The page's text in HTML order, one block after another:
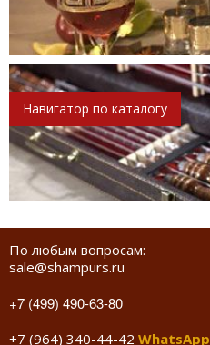
Навигатор по каталогу
По любым вопросам:
sale@shampurs.ru
+7 (499) 490-63-80
+7 (964) 340-44-42 WhatsApp